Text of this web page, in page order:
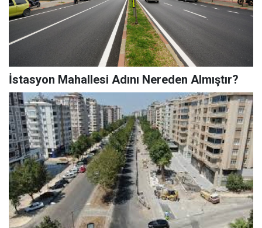
İstasyon Mahallesi Adını Nereden Almıştır?